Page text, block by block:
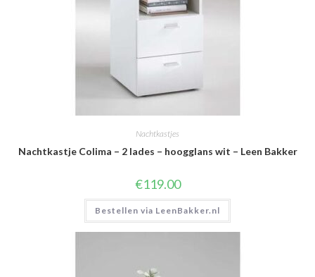
Nachtkastjes
Nachtkastje Colima – 2 lades – hoogglans wit – Leen Bakker
€119.00
Bestellen via LeenBakker.nl